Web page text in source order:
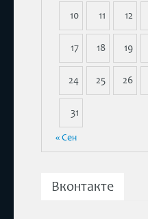
10 11 12
17 18 19
24 25 26
31
« Сен
Вконтакте